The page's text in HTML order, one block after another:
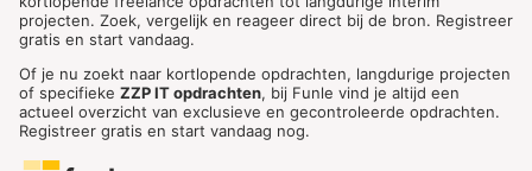
projecten. Zoek, vergelijk en reageer direct bij de bron. Registreer
gratis en start vandaag.
Of je nu zoekt naar kortlopende opdrachten, langdurige projecten
of specifieke ZZP IT opdrachten, bij Funle vind je altijd een
actueel overzicht van exclusieve en gecontroleerde opdrachten.
Registreer gratis en start vandaag nog.